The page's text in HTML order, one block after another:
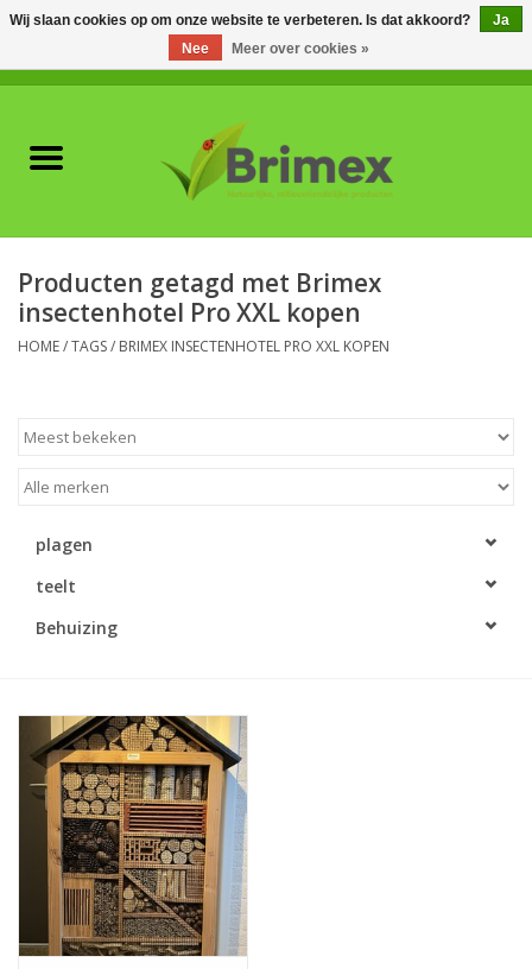
Plagen & Ziekten
Meststoffen en
Bodemverbeteraars
Monitoring
Vallen
Drukspuiten
Onkruid & Reiniging
Zaden
Producten getagd met Brimex
insectenhotel Pro XXL kopen
HOME/TAGS/ BRIMEX INSECTENHOTEL PRO XXL KOPEN
plagen
teelt
Behuizing
Wij slaan cookies op om onze website te verbeteren. Is dat akkoord?
Ja
Nee
Meer over cookies »